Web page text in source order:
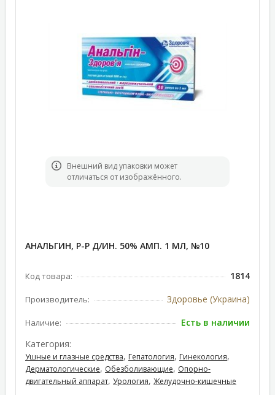
Bнешний вид упаковки может
отличаться от изображённого.
АНАЛЬГИН, Р-Р Д/ИН. 50% АМП. 1 МЛ, №10
Код товара: 1814
Производитель: Здоровье (Украина)
Наличие:
Есть в наличии
Категория:
Ушные и глазные средства, Гепатология, Гинекология,
Дерматологические, Обезболивающие, Опорно-
двигательный аппарат, Урология, Желудочно-кишечные